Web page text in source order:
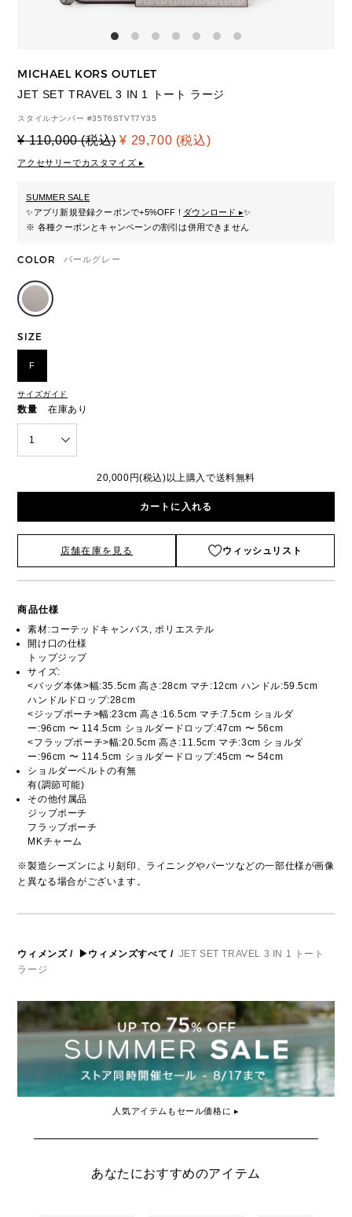
MICHAEL KORS OUTLET
JET SET TRAVEL 3 IN 1 トート ラージ
スタイルナンバー #35T6STVT7Y35
¥ 110,000 (税込) ¥ 29,700 (税込)
アクセサリーでカスタマイズ ▸
SUMMER SALE
✨アプリ新規登録クーポンで+5%OFF ! ダウンロード ▸✨
※ 各種クーポンとキャンペーンの割引は併用できません
COLOR パールグレー
SIZE
F
サイズガイド
数量 在庫あり
1
20,000円(税込)以上購入で送料無料
カートに入れる
店舗在庫を見る ウィッシュリスト
商品仕様
素材:コーテッドキャンバス, ポリエステル
開け口の仕様
トップジップ
サイズ:
<バッグ本体>幅:35.5cm 高さ:28cm マチ:12cm ハンドル:59.5cm
ハンドルドロップ:28cm
<ジップポーチ>幅:23cm 高さ:16.5cm マチ:7.5cm ショルダ
ー:96cm 〜 114.5cm ショルダードロップ:47cm 〜 56cm
<フラップポーチ>幅:20.5cm 高さ:11.5cm マチ:3cm ショルダ
ー:96cm 〜 114.5cm ショルダードロップ:45cm 〜 54cm
ショルダーベルトの有無
有(調節可能)
その他付属品
ジップポーチ
フラップポーチ
MKチャーム
※製造シーズンにより刻印、ライニングやパーツなどの一部仕様が画像
と異なる場合がございます。
ウィメンズ/ ▶ウィメンズすべて / JET SET TRAVEL 3 IN 1 トート
ラージ
人気アイテムもセール価格に ▸
あなたにおすすめのアイテム